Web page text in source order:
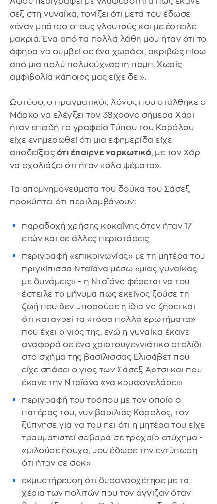
σεξ στη γυναίκα, τονίζει ότι μετά του έδωσε
«έναν μπάτσο στους γλουτούς και με έστειλε
μακριά. Ένα από τα πολλά λάθη μου ήταν ότι το
άφησα να συμβεί σε ένα χωράφι, ακριβώς πίσω
από μια πολύ πολυσύχναστη παμπ. Χωρίς
αμφιβολία κάποιος μας είχε δει».
Ωστόσο, ο πραγματικός λόγος που στάλθηκε ο
Μάρκο να ελέγξει τον 38χρονο σήμερα Χάρι
ήταν επειδή το γραφείο Τύπου του Καρόλου
είχε ενημερωθεί ότι μια εφημερίδα είχε
αποδείξεις ότι έπαιρνε ναρκωτικά, με τον Χάρι
να σχολιάζει ότι ήταν «όλα ψέματα».
Τα απομνημονεύματα του δούκα του Σάσεξ
προκύπτει ότι περιλαμβάνουν:
παραδοχή χρήσης κοκαΐνης όταν ήταν 17
ετών και σε άλλες περιστάσεις
περιγραφή «επικοινωνίας» με τη μητέρα του
πριγκίπισσα Νταϊάνα μέσω «μιας γυναίκας
με δυνάμεις» - η Νταϊάνα φέρεται να του
έστειλε το μήνυμα πως εκείνος ζούσε τη
ζωή που δεν μπορούσε η ίδια να ζήσει και
ότι κατανοεί τα «τόσα πολλά ερωτήματα»
που έχει ο γιος της, ενώ η γυναίκα έκανε
αναφορά σε ένα χριστουγεννιάτικο στολίδι
στο σχήμα της βασίλισσας Ελισάβετ που
είχε σπάσει ο γιος των Σάσεξ Άρτσι και που
έκανε την Νταϊάνα «να κρυφογελάσει»
περιγραφή του τρόπου με τον οποίο ο
πατέρας του, νυν βασιλιάς Κάρολος, τον
ξύπνησε για να του πει ότι η μητέρα του είχε
τραυματιστεί σοβαρά σε τροχαίο ατύχημα -
«μιλούσε ήσυχα, μου έδωσε την εντύπωση
ότι ήταν σε σοκ»
εκμυστήρευση ότι δυσανασχέτησε με τα
χέρια των πολιτών που τον άγγιζαν όταν